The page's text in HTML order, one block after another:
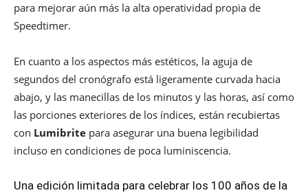
para mejorar aún más la alta operatividad propia de
Speedtimer.
En cuanto a los aspectos más estéticos, la aguja de
segundos del cronógrafo está ligeramente curvada hacia
abajo, y las manecillas de los minutos y las horas, así como
las porciones exteriores de los índices, están recubiertas
con Lumibrite para asegurar una buena legibilidad
incluso en condiciones de poca luminiscencia.
Una edición limitada para celebrar los 100 años de la